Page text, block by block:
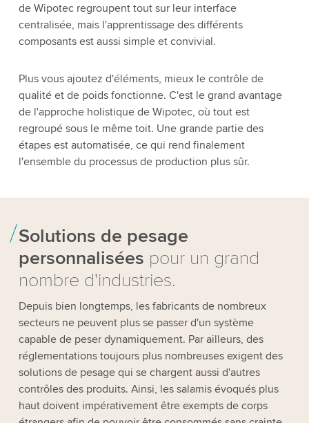
de Wipotec regroupent tout sur leur interface
centralisée, mais l'apprentissage des différents
composants est aussi simple et convivial.
Plus vous ajoutez d'éléments, mieux le contrôle de
qualité et de poids fonctionne. C'est le grand avantage
de l'approche holistique de Wipotec, où tout est
regroupé sous le même toit. Une grande partie des
étapes est automatisée, ce qui rend finalement
l'ensemble du processus de production plus sûr.
Solutions de pesage
personnalisées pour un grand
nombre d'industries.
Depuis bien longtemps, les fabricants de nombreux
secteurs ne peuvent plus se passer d'un système
capable de peser dynamiquement. Par ailleurs, des
réglementations toujours plus nombreuses exigent des
solutions de pesage qui se chargent aussi d'autres
contrôles des produits. Ainsi, les salamis évoqués plus
haut doivent impérativement être exempts de corps